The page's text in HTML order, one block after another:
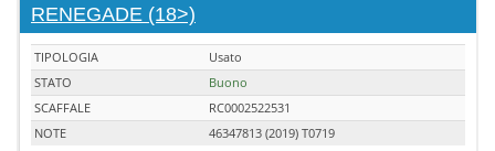
RENEGADE (18>)
TIPOLOGIA
Usato
STATO
Buono
SCAFFALE
RC0002522531
NOTE
46347813 (2019) T0719